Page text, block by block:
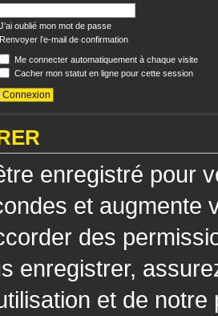
J’ai oublié mon mot de passe
Renvoyer l’e-mail de confirmation
Me connecter automatiquement à chaque visite
Cacher mon statut en ligne pour cette session
enregistré pour
et augmente
des
enregistrer,
et de